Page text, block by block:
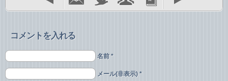
コメントを入れる
名前 *
メール(非表示) *